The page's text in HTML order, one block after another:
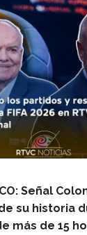
Señal
su historia
más de 15